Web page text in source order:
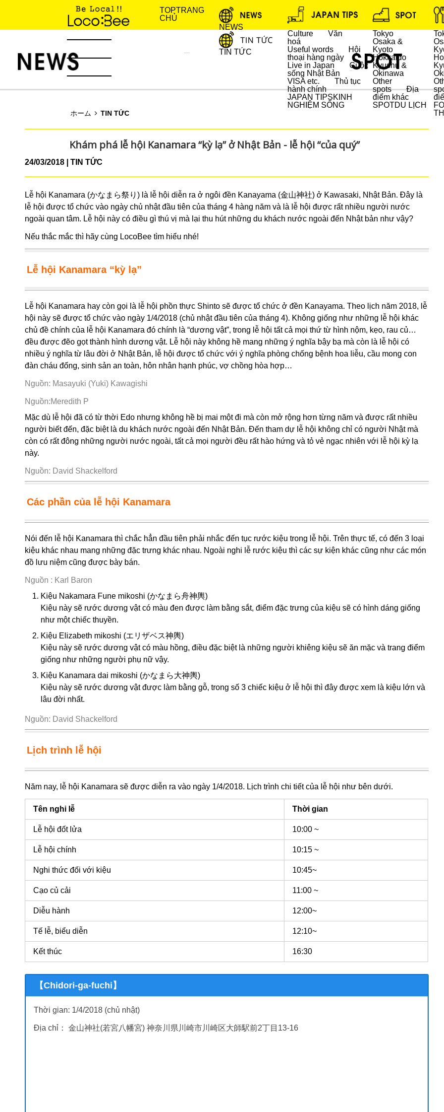
TOPTRANG
CHỦ
NEWS
TIN TỨC
Culture
Văn
hoá
Useful words
Hội
thoại hàng ngày
Live in Japan
Cuộc
sống Nhật Bản
VISA etc.
Thủ tục
hành chính
JAPAN TIPSKINH
NGHIỆM SỐNG
Tokyo
Osaka &
Kyoto
Hokkaido
Kyushu &
Okinawa
Other
spots
Địa
điểm khác
SPOTDU LỊCH
ホーム TIN TỨC
Khám phá lễ hội Kanamara “kỳ lạ” ở Nhật Bản - lễ hội “của quý”
24/03/2018 TIN TỨC
Lễ hội Kanamara (かなまら祭り) là lễ hội diễn ra ở ngôi đền Kanayama (金山神社) ở Kawasaki, Nhật Bản. Đây là
lễ hội được tổ chức vào ngày chủ nhật đầu tiên của tháng 4 hàng năm và là lễ hội được rất nhiều người nước
ngoài quan tâm. Lễ hội này có điều gì thú vị mà lại thu hút những du khách nước ngoài đến Nhật bản như vậy?
Nếu thắc mắc thì hãy cùng LocoBee tìm hiểu nhé!
Lễ hội Kanamara “kỳ lạ”
Lễ hội Kanamara hay còn gọi là lễ hội phồn thực Shinto sẽ được tổ chức ở đền Kanayama. Theo lịch năm 2018, lễ
hội này sẽ được tổ chức vào ngày 1/4/2018 (chủ nhật đầu tiên của tháng 4). Không giống như những lễ hội khác
chủ đề chính của lễ hội Kanamara đó chính là “dương vật”, trong lễ hội tất cả mọi thứ từ hình nộm, kẹo, rau củ…
đều được đẽo gọt thành hình dương vật. Lễ hội này không hề mang những ý nghĩa bậy bạ mà còn là lễ hội có
nhiều ý nghĩa từ lâu đời ở Nhật Bản, lễ hội được tổ chức với ý nghĩa phòng chống bệnh hoa liễu, cầu mong con
đàn cháu đống, sinh sản an toàn, hôn nhân hạnh phúc, vợ chồng hòa hợp…
Nguồn: Masayuki (Yuki) Kawagishi
Nguồn:Meredith P
Mặc dù lễ hội đã có từ thời Edo nhưng không hề bị mai một đi mà còn mở rộng hơn từng năm và được rất nhiều
người biết đến, đặc biệt là du khách nước ngoài đến Nhật Bản. Đến tham dự lễ hội không chỉ có người Nhật mà
còn có rất đông những người nước ngoài, tất cả mọi người đều rất hào hứng và tỏ vẻ ngạc nhiên với lễ hội kỳ lạ
này.
Nguồn: David Shackelford
Các phần của lễ hội Kanamara
Nói đến lễ hội Kanamara thì chắc hẳn đầu tiên phải nhắc đến tục rước kiệu trong lễ hội. Trên thực tế, có đến 3 loại
kiệu khác nhau mang những đặc trưng khác nhau. Ngoài nghi lễ rước kiệu thì các sự kiện khác cũng như các món
đồ lưu niệm cũng được bày bán.
Nguồn : Karl Baron
Kiệu Nakamara Fune mikoshi (かなまら舟神輿)
Kiệu này sẽ rước dương vật có màu đen được làm bằng sắt, điểm đặc trưng của kiệu sẽ có hình dáng giống
như một chiếc thuyền.
Kiệu Elizabeth mikoshi (エリザベス神輿)
Kiệu này sẽ rước dương vật có màu hồng, điều đặc biệt là những người khiêng kiệu sẽ ăn mặc và trang điểm
giống như những người phụ nữ vậy.
Kiệu Kanamara dai mikoshi (かなまら大神輿)
Kiệu này sẽ rước dương vật được làm bằng gỗ, trong số 3 chiếc kiệu ở lễ hội thì đây được xem là kiệu lớn và
lâu đời nhất.
Nguồn: David Shackelford
Lịch trình lễ hội
Năm nay, lễ hội Kanamara sẽ được diễn ra vào ngày 1/4/2018. Lịch trình chi tiết của lễ hội như bên dưới.
Tên nghi lễ Thời gian
Lễ hội đốt lửa 10:00 ~
Lễ hội chính 10:15 ~
Nghi thức đối với kiệu 10:45~
Cạo củ cải 11:00 ~
Diễu hành 12:00~
Tế lễ, biểu diễn 12:10~
Kết thúc 16:30
【Chidori-ga-fuchi】
Thời gian: 1/4/2018 (chủ nhật)
Địa chỉ： 金山神社(若宮八幡宮) 神奈川県川崎市川崎区大師駅前2丁目13-16